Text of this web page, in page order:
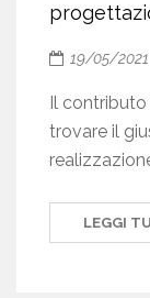
19/05/2021
Il
trovare il
LEGGI